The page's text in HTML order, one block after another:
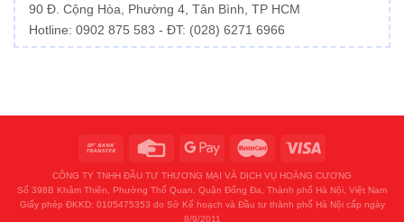
90 Đ. Cộng Hòa, Phường 4, Tân Bình, TP HCM
Hotline: 0902 875 583 - ĐT: (028) 6271 6966
CÔNG TY TNHH ĐẦU TƯ THƯƠNG MẠI VÀ DỊCH VỤ HOÀNG CƯƠNG
Số 398B Khâm Thiên, Phường Thổ Quan, Quận Đống Đa, Thành phố Hà Nội, Việt Nam
Giấy phép ĐKKD: 0105475353 do Sở Kế hoạch và Đầu tư thành phố Hà Nội cấp ngày
8/9/2011